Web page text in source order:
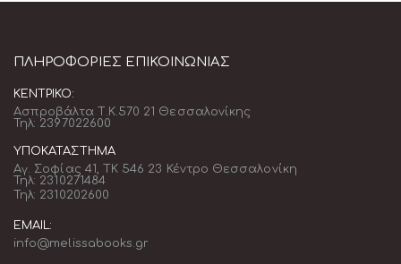
ΠΛΗΡΟΦΟΡΊΕΣ ΕΠΙΚΟΙΝΩΝΊΑΣ
ΚΕΝΤΡΙΚΌ:
Ασπροβάλτα Τ.Κ.570 21 Θεσσαλονίκης
Τηλ: 2397022600
ΥΠΟΚΑΤΆΣΤΗΜΑ
Αγ. Σοφίας 41, ΤΚ 546 23 Κέντρο Θεσσαλονίκη
Τηλ: 2310271484
Τηλ: 2310202600
EMAIL:
info@melissabooks.gr